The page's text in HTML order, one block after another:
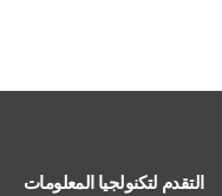
التقدم لتكنولجيا المعلومات